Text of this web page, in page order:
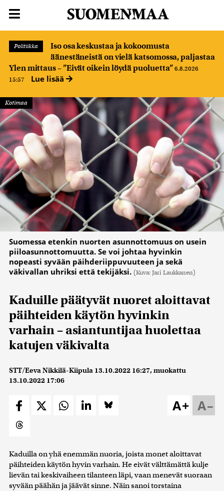
Politiikka
Iso osa keskustaa ja kokoomusta
äänestäneistä on vielä katsomossa, paljastaa
Ylen mittaus – ”Eivät oikein löydä puoluetta” 6.8.2026
15:57
Lue lisää
Kotimaa
Suomessa etenkin nuorten asunnottomuus on usein
piiloasunnottomuutta. Se voi johtaa hyvinkin
nopeasti syvään päihderiippuvuuteen ja sekä
väkivallan uhriksi että tekijäksi. (Kuva: Jari Laukkanen)
Kaduille päätyvät nuoret aloittavat
päihteiden käytön hyvinkin
varhain – asiantuntijaa huolettaa
katujen väkivalta
STT/Eeva Nikkilä-Kiipula 13.10.2022 16:27, muokattu
13.10.2022 17:06
A–
A+
Kaduilla on yhä enemmän nuoria, joista monet aloittavat
päihteiden käytön hyvin varhain. He eivät välttämättä kulje
lievän tai keskivaiheen tilanteen läpi, vaan menevät suoraan
syvään päähän ja jäävät sinne. Näin sanoi torstaina